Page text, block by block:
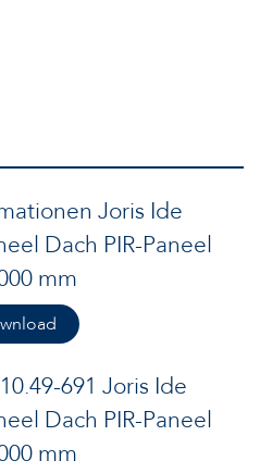
Joris Ide
Dach PIR-Paneel
mm
691 Joris Ide
Dach PIR-Paneel
mm